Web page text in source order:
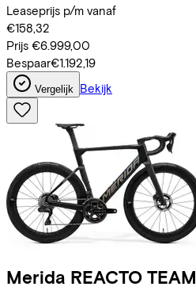
Leaseprijs p/m vanaf
€158,32
Prijs €6.999,00
Bespaar€1.192,19
Vergelijk Bekijk
Merida REACTO TEAM